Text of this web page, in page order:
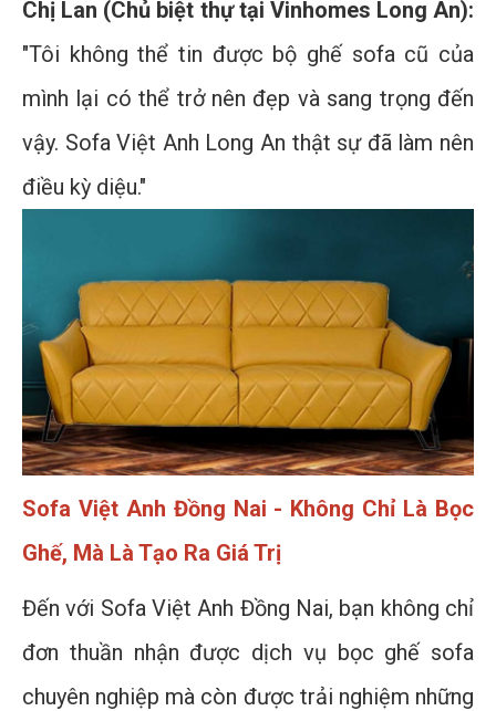
Chị Lan (Chủ biệt thự tại Vinhomes Long An):
"Tôi không thể tin được bộ ghế sofa cũ của
mình lại có thể trở nên đẹp và sang trọng đến
vậy. Sofa Việt Anh Long An thật sự đã làm nên
điều kỳ diệu."
Sofa Việt Anh Đồng Nai - Không Chỉ Là Bọc
Ghế, Mà Là Tạo Ra Giá Trị
Đến với Sofa Việt Anh Đồng Nai, bạn không chỉ
đơn thuần nhận được dịch vụ bọc ghế sofa
chuyên nghiệp mà còn được trải nghiệm những